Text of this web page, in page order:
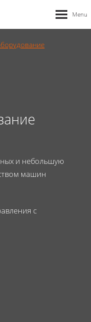
и небольшую
машин
с